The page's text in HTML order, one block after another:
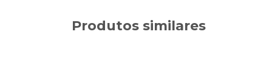
Produtos similares